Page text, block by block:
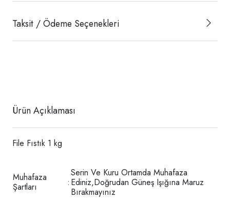
Taksit / Ödeme Seçenekleri
Ürün Açıklaması
File Fıstık 1 kg
Muhafaza
Şartları
:
Serin Ve Kuru Ortamda Muhafaza
Ediniz,Doğrudan Güneş Işığına Maruz
Bırakmayınız